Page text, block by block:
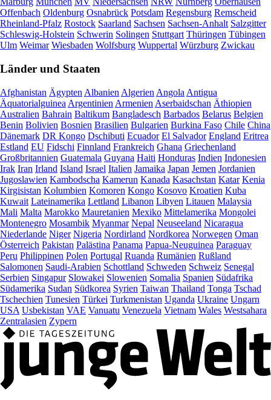
Offenbach Oldenburg Osnabrück Potsdam Regensburg Remscheid
Rheinland-Pfalz Rostock Saarland Sachsen Sachsen-Anhalt Salzgitter
Schleswig-Holstein Schwerin Solingen Stuttgart Thüringen Tübingen
Ulm Weimar Wiesbaden Wolfsburg Wuppertal Würzburg Zwickau
Länder und Staaten
Afghanistan Ägypten Albanien Algerien Angola Antigua
Äquatorialguinea Argentinien Armenien Aserbaidschan Äthiopien
Australien Bahrain Baltikum Bangladesch Barbados Belarus Belgien
Benin Bolivien Bosnien Brasilien Bulgarien Burkina Faso Chile China
Dänemark DR Kongo Dschibuti Ecuador El Salvador England Eritrea
Estland EU Fidschi Finnland Frankreich Ghana Griechenland
Großbritannien Guatemala Guyana Haiti Honduras Indien Indonesien
Irak Iran Irland Island Israel Italien Jamaika Japan Jemen Jordanien
Jugoslawien Kambodscha Kamerun Kanada Kasachstan Katar Kenia
Kirgisistan Kolumbien Komoren Kongo Kosovo Kroatien Kuba
Kuwait Lateinamerika Lettland Libanon Libyen Litauen Malaysia
Mali Malta Marokko Mauretanien Mexiko Mittelamerika Mongolei
Montenegro Mosambik Myanmar Nepal Neuseeland Nicaragua
Niederlande Niger Nigeria Nordirland Nordkorea Norwegen Oman
Österreich Pakistan Palästina Panama Papua-Neuguinea Paraguay
Peru Philippinen Polen Portugal Ruanda Rumänien Rußland
Salomonen Saudi-Arabien Schottland Schweden Schweiz Senegal
Serbien Singapur Slowakei Slowenien Somalia Spanien Südafrika
Südamerika Sudan Südkorea Syrien Taiwan Thailand Tonga Tschad
Tschechien Tunesien Türkei Turkmenistan Uganda Ukraine Ungarn
USA Usbekistan VAE Vanuatu Venezuela Vietnam Wales Westsahara
Zentralasien Zypern